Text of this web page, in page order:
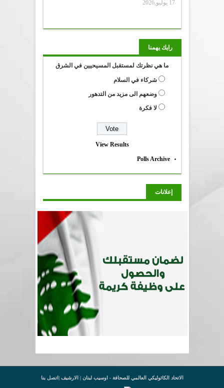
17 يوليو,2026
رايك يهمنا
ما هي نظرتك لمستقبل المسيحيين في الشرق
شركاء في السلام
وضعهم الى مزيد من التدهور
لا فكرة
View Results
Polls Archive
إعلانات
الاتحاد الكاثوليكي العالمي للصحافة - اوسيب لبنان | الارشيف | اتصل بنا